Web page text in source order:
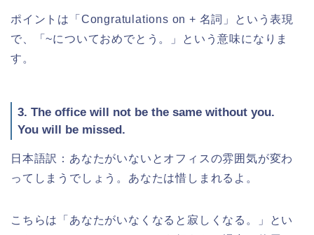
ポイントは「Congratulations on + 名詞」という表現
で、「~についておめでとう。」という意味になりま
す。
3. The office will not be the same without you.
You will be missed.
日本語訳：あなたがいないとオフィスの雰囲気が変わ
ってしまうでしょう。あなたは惜しまれるよ。
こちらは「あなたがいなくなると寂しくなる。」とい